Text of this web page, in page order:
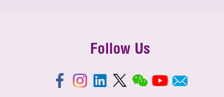
Follow Us